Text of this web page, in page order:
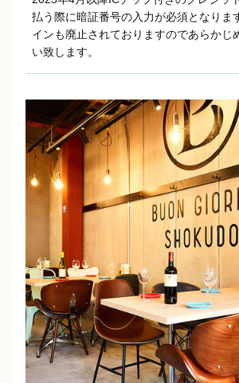
払う際に暗証番号の入力が必須となりま
インも廃止されておりますのであらかじ
い致します。